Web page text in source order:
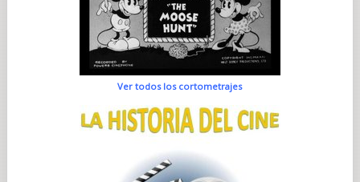
Ver todos los cortometrajes